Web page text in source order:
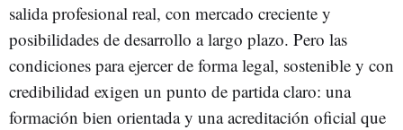
salida profesional real, con mercado creciente y
posibilidades de desarrollo a largo plazo. Pero las
condiciones para ejercer de forma legal, sostenible y con
credibilidad exigen un punto de partida claro: una
formación bien orientada y una acreditación oficial que